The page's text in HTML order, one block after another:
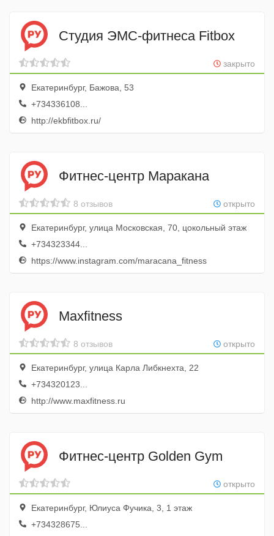
Студия ЭМС-фитнеса Fitbox
закрыто
Екатеринбург, Бажова, 53
+734336108...
http://ekbfitbox.ru/
Фитнес-центр Маракана
открыто
8 отзывов
Екатеринбург, улица Московская, 70, цокольный этаж
+734323344...
https://www.instagram.com/maracana_fitness
Maxfitness
открыто
8 отзывов
Екатеринбург, улица Карла Либкнехта, 22
+734320123...
http://www.maxfitness.ru
Фитнес-центр Golden Gym
открыто
Екатеринбург, Юлиуса Фучика, 3, 1 этаж
+734328675...